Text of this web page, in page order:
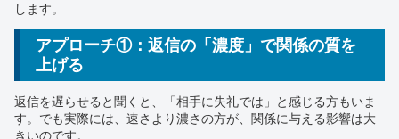
します。
アプローチ①：返信の「濃度」で関係の質を
上げる
返信を遅らせると聞くと、「相手に失礼では」と感じる方もいま
す。でも実際には、速さより濃さの方が、関係に与える影響は大
きいのです。